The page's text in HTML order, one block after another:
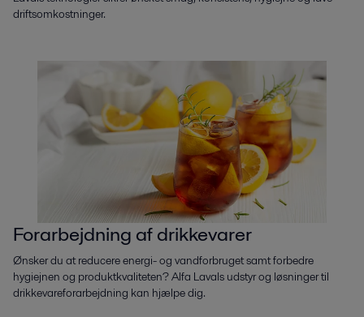
driftsomkostninger.
Forarbejdning af drikkevarer
Ønsker du at reducere energi- og vandforbruget samt forbedre
hygiejnen og produktkvaliteten? Alfa Lavals udstyr og løsninger til
drikkevareforarbejdning kan hjælpe dig.